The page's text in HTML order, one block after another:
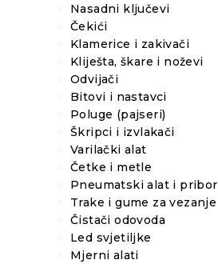
Nasadni ključevi
Čekići
Klamerice i zakivači
Kliješta, škare i noževi
Odvijači
Bitovi i nastavci
Poluge (pajseri)
Škripci i izvlakači
Varilački alat
Četke i metle
Pneumatski alat i pribor
Trake i gume za vezanje
Čistači odovoda
Led svjetiljke
Mjerni alati